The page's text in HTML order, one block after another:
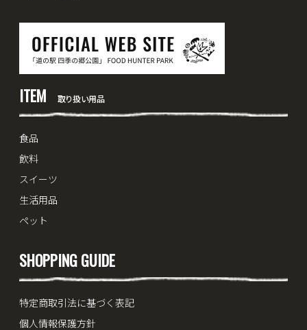
ITEM 取り扱い用品
食品
飲料
スイーツ
生活用品
ペット
SHOPPING GUIDE
特定商取引法に基づく表記
個人情報保護方針